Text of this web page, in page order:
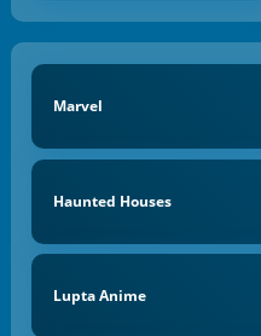
Marvel
Haunted Houses
Lupta Anime